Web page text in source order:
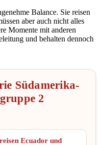
Balance. Sie reisen
aber auch nicht alles
Momente mit anderen
und behalten dennoch
Südamerika-
2
Ecuador und